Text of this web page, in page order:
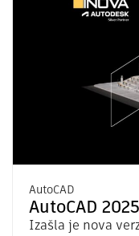
AutoCAD
AutoCAD
Izašla je nova